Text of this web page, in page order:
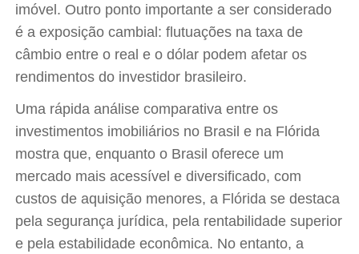
imóvel. Outro ponto importante a ser considerado
é a exposição cambial: flutuações na taxa de
câmbio entre o real e o dólar podem afetar os
rendimentos do investidor brasileiro.
Uma rápida análise comparativa entre os
investimentos imobiliários no Brasil e na Flórida
mostra que, enquanto o Brasil oferece um
mercado mais acessível e diversificado, com
custos de aquisição menores, a Flórida se destaca
pela segurança jurídica, pela rentabilidade superior
e pela estabilidade econômica. No entanto, a